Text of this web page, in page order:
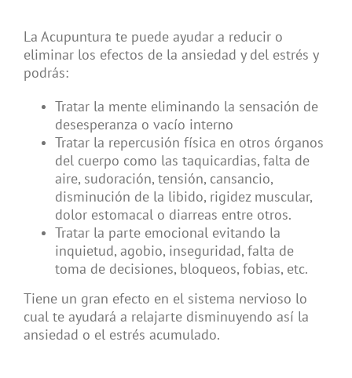
La Acupuntura te puede ayudar a reducir o
eliminar los efectos de la ansiedad y del estrés y
podrás:
Tratar la mente eliminando la sensación de
desesperanza o vacío interno
Tratar la repercusión física en otros órganos
del cuerpo como las taquicardias, falta de
aire, sudoración, tensión, cansancio,
disminución de la libido, rigidez muscular,
dolor estomacal o diarreas entre otros.
Tratar la parte emocional evitando la
inquietud, agobio, inseguridad, falta de
toma de decisiones, bloqueos, fobias, etc.
Tiene un gran efecto en el sistema nervioso lo
cual te ayudará a relajarte disminuyendo así la
ansiedad o el estrés acumulado.